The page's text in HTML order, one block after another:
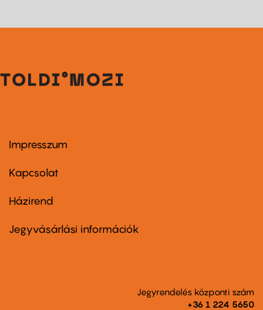
Footer
first
Impresszum
Kapcsolat
Footer
second
Házirend
Jegyvásárlási információk
Jegyrendelés központi szám
+36 1 224 5650